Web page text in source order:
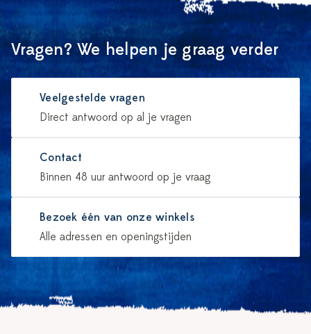
Vragen? We helpen je graag verder
Veelgestelde vragen
Direct antwoord op al je vragen
Contact
Binnen 48 uur antwoord op je vraag
Bezoek één van onze winkels
Alle adressen en openingstijden